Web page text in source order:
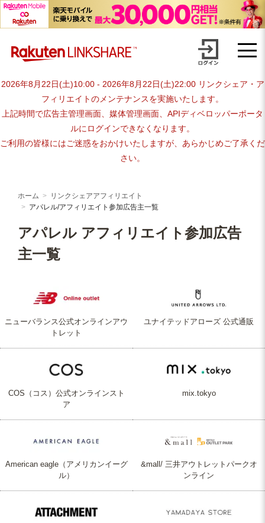
【1円からお支払い可能】アフィリエイトならリンクシェア・ジャパ
2026年8月22日(土)10:00 - 2026年8月22日(土)22:00 リンクシェア・ア
フィリエイトのメンテナンスを実施いたします。
上記時間で広告主管理画面、媒体管理画面、APIディベロッパーポータ
ルにログインできなくなります。
ご利用の皆様にはご迷惑をおかけいたしますが、あらかじめご了承くだ
さい。
ホーム
リンクシェアアフィリエイト
アパレル/アフィリエイト参加広告主一覧
アパレル アフィリエイト参加広告
主一覧
ニューバランス公式オンラインアウ
トレット
ユナイテッドアローズ 公式通販
COS（コス）公式オンラインスト
ア
mix.tokyo
American eagle（アメリカンイーグ
ル）
&mall/ 三井アウトレットパークオ
ンライン